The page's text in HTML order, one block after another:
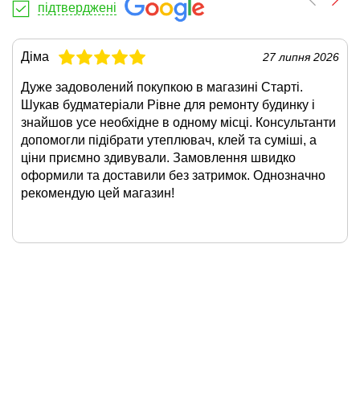
підтверджені
Діма 27 липня 2026
Дуже задоволений покупкою в магазині Старті.
Шукав будматеріали Рівне для ремонту будинку і
знайшов усе необхідне в одному місці. Консультанти
допомогли підібрати утеплювач, клей та суміші, а
ціни приємно здивували. Замовлення швидко
оформили та доставили без затримок. Однозначно
рекомендую цей магазин!